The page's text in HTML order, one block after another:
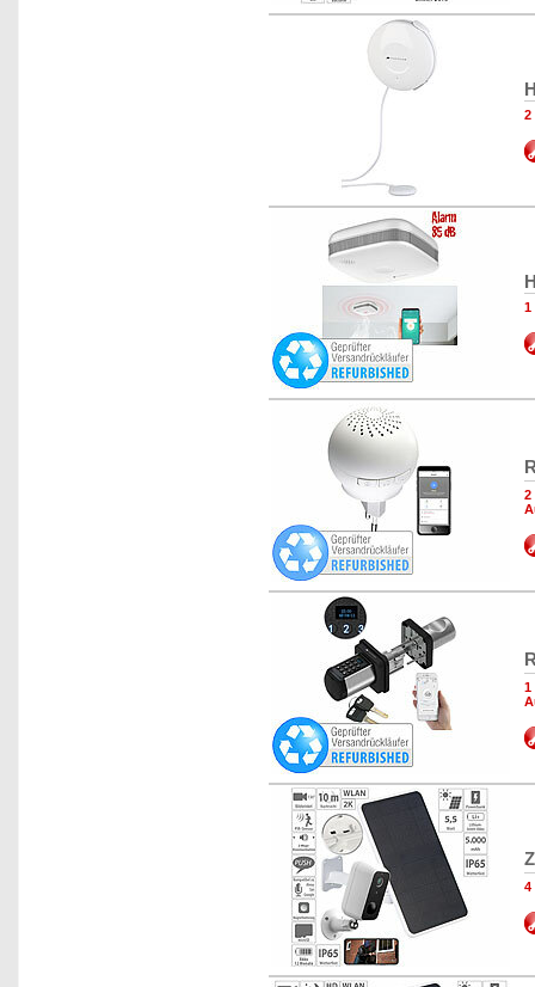
2
1
2
1
4